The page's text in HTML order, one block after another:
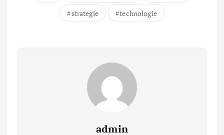
strategie
technologie
admin